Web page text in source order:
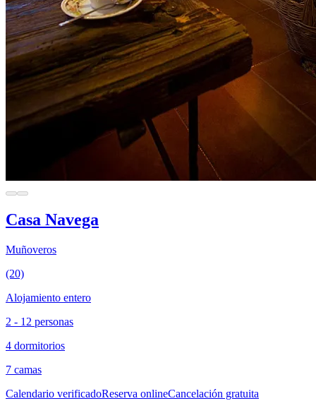
Casa Navega
Muñoveros
(20)
Alojamiento entero
2 - 12 personas
4 dormitorios
7 camas
Calendario verificadoReserva onlineCancelación gratuita